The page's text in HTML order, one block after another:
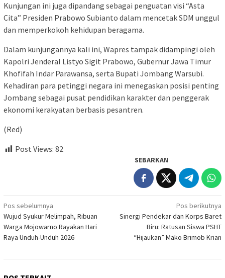
​Kunjungan ini juga dipandang sebagai penguatan visi “Asta
Cita” Presiden Prabowo Subianto dalam mencetak SDM unggul
dan memperkokoh kehidupan beragama.
​Dalam kunjungannya kali ini, Wapres tampak didampingi oleh
Kapolri Jenderal Listyo Sigit Prabowo, Gubernur Jawa Timur
Khofifah Indar Parawansa, serta Bupati Jombang Warsubi.
Kehadiran para petinggi negara ini menegaskan posisi penting
Jombang sebagai pusat pendidikan karakter dan penggerak
ekonomi kerakyatan berbasis pesantren.
(Red)
Post Views: 82
SEBARKAN
Navigasi
pos
Pos sebelumnya
Wujud Syukur Melimpah, Ribuan
Warga Mojowarno Rayakan Hari
Raya Unduh-Unduh 2026
Pos berikutnya
Sinergi Pendekar dan Korps Baret
Biru: Ratusan Siswa PSHT
“Hijaukan” Mako Brimob Krian